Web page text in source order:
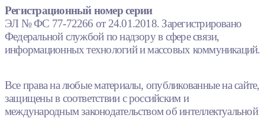
Регистрационный номер серии
ЭЛ № ФС 77-72266 от 24.01.2018. Зарегистрировано
Федеральной службой по надзору в сфере связи,
информационных технологий и массовых коммуникаций.
Все права на любые материалы, опубликованные на сайте,
защищены в соответствии с российским и
международным законодательством об интеллектуальной